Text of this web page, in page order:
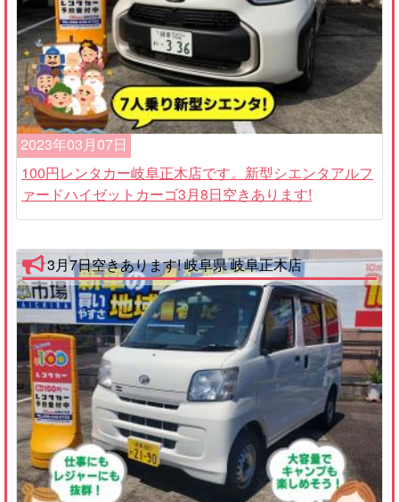
2023年03月07日
100円レンタカー岐阜正木店です。新型シエンタアルフ
ァードハイゼットカーゴ3月8日空きあります!
3月7日空きあります! 岐阜県 岐阜正木店